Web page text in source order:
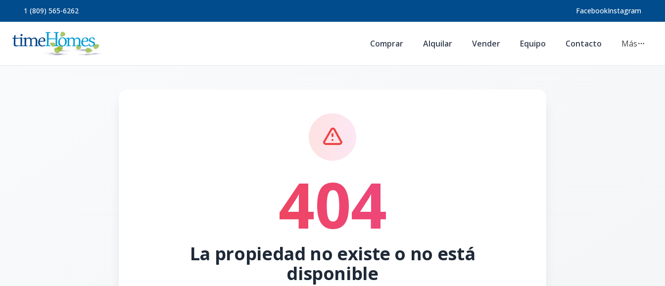
1 (809) 565-6262 FacebookInstagram
Comprar Alquilar Vender Equipo Contacto Más
404
La propiedad no existe o no está
disponible